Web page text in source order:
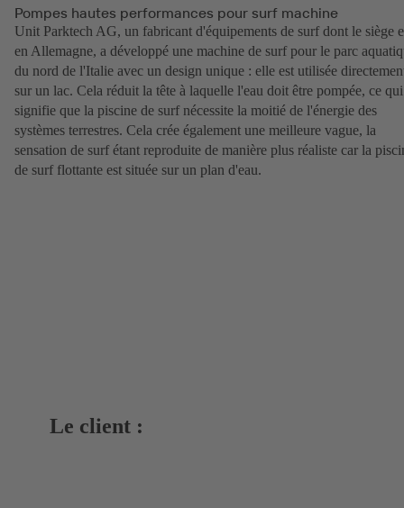
Pompes hautes performances pour surf machine
Unit Parktech AG, un fabricant d'équipements de surf dont le siège
en Allemagne, a développé une machine de surf pour le parc
du nord de l'Italie avec un design unique : elle est utilisée
sur un lac. Cela réduit la tête à laquelle l'eau doit être pompée, ce qui
signifie que la piscine de surf nécessite la moitié de l'énergie des
systèmes terrestres. Cela crée également une meilleure vague, la
sensation de surf étant reproduite de manière plus réaliste car la
de surf flottante est située sur un plan d'eau.
Le client :